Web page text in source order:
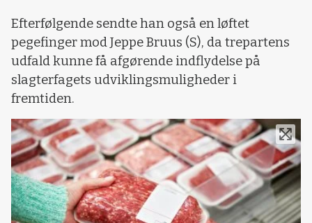
Efterfølgende sendte han også en løftet
pegefinger mod Jeppe Bruus (S), da trepartens
udfald kunne få afgørende indflydelse på
slagterfagets udviklingsmuligheder i
fremtiden.